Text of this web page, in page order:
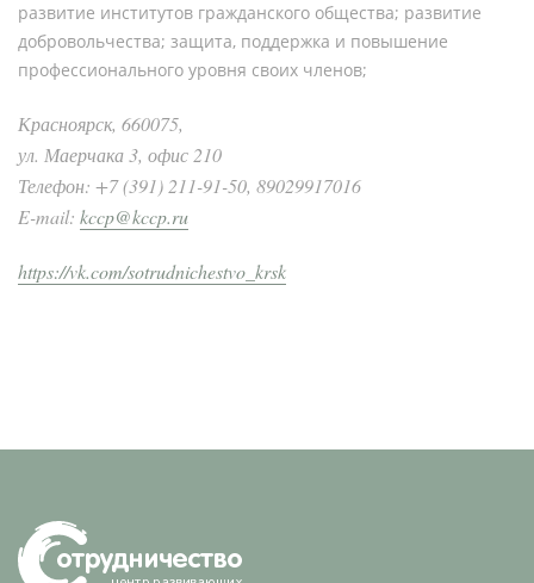
развитие институтов гражданского общества; развитие
добровольчества; защита, поддержка и повышение
профессионального уровня своих членов;
Красноярск, 660075,
ул. Маерчака 3, офис 210
Телефон: +7 (391) 211-91-50, 89029917016
E-mail: kccp@kccp.ru
https://vk.com/sotrudnichestvo_krsk